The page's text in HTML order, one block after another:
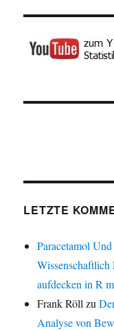
LETZTE
Paracetamol
Wissenschaftlich
aufdecken in R
Frank Röll zu
Analyse von